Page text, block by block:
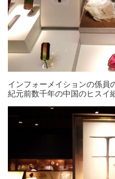
インフォーメイションの係
紀元前数千年の中国のヒスイ